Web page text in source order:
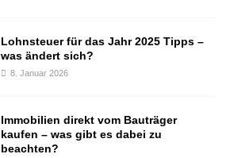
Lohnsteuer für das Jahr 2025 Tipps –
was ändert sich?
8. Januar 2026
Immobilien direkt vom Bauträger
kaufen – was gibt es dabei zu
beachten?